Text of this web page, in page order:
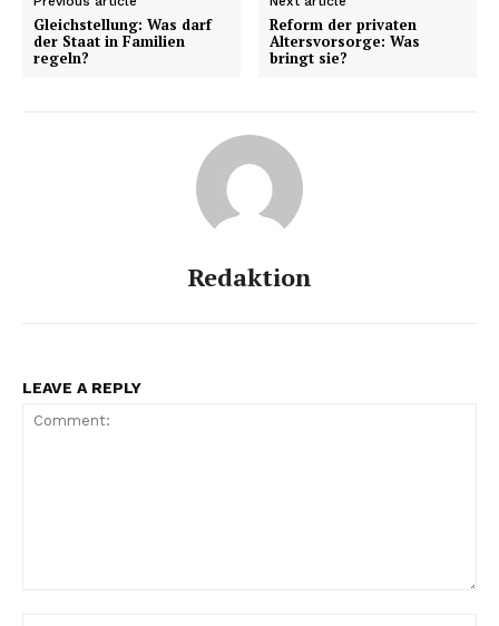
Gleichstellung: Was darf
der Staat in Familien
regeln?
Reform der privaten
Altersvorsorge: Was
bringt sie?
Redaktion
LEAVE A REPLY